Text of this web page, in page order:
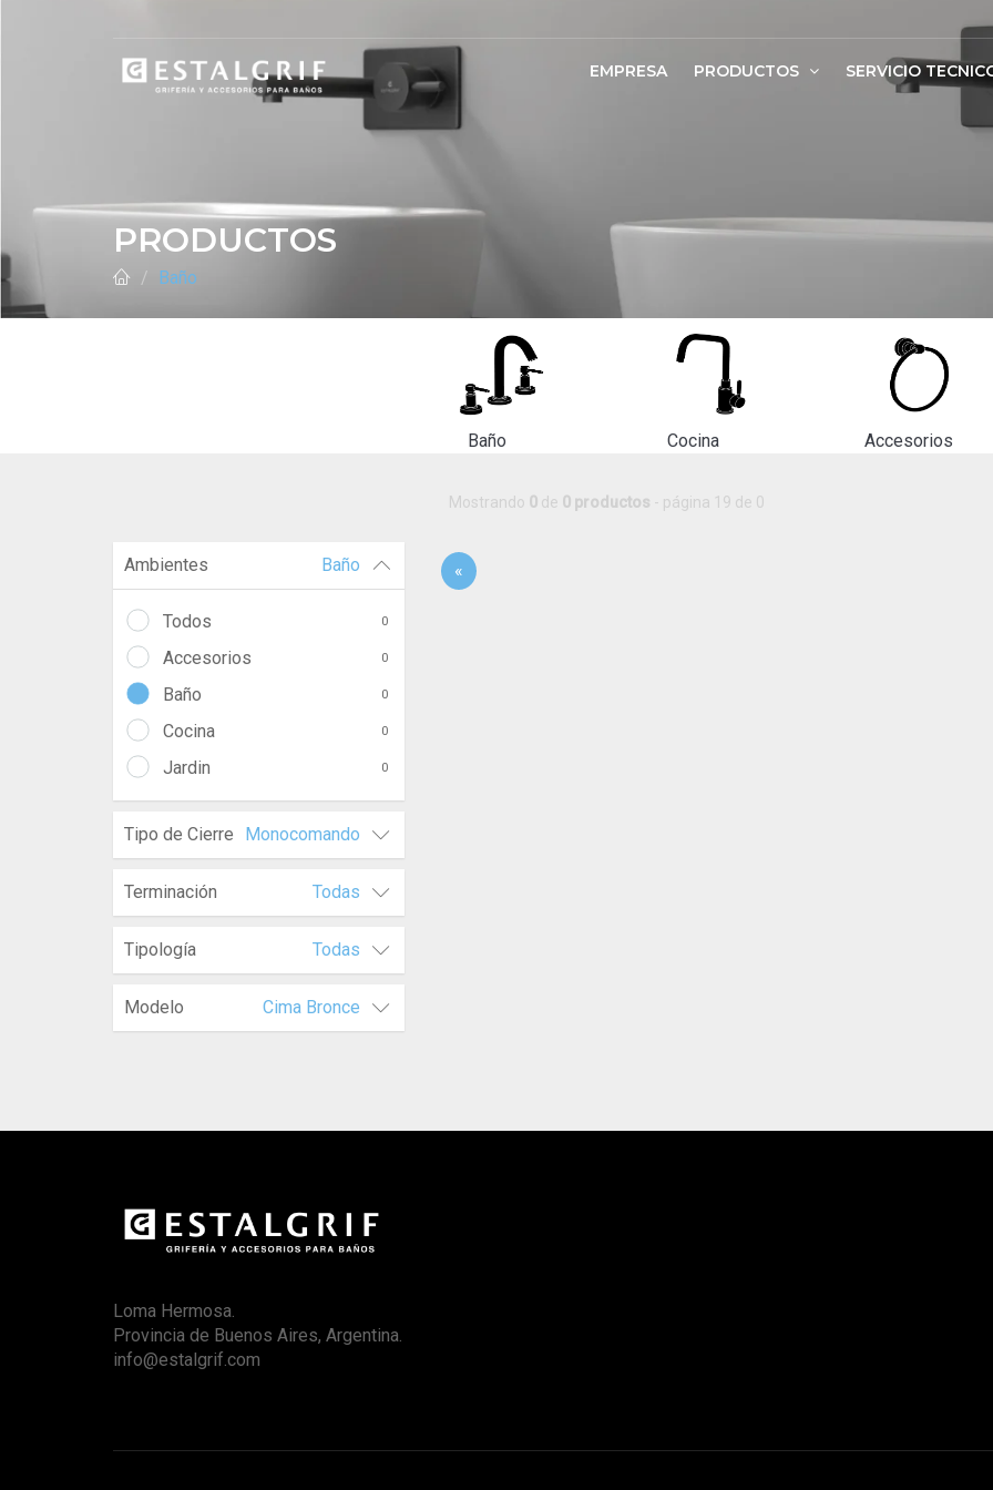
EMPRESA PRODUCTOS SERVICIO
PRODUCTOS
Baño
Baño Cocina Accesorios
Ambientes Baño
Todos 0
Accesorios 0
Baño 0
Cocina 0
Jardin 0
Tipo de Cierre Monocomando
Terminación Todas
Tipología Todas
Modelo Cima Bronce
Mostrando 0de 0 productos - página 19 de 0
«
Loma Hermosa.
Provincia de Buenos Aires, Argentina.
info@estalgrif.com